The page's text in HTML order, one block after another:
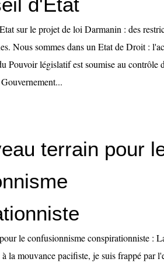
sur le projet de loi Darmanin : des
Nous sommes dans un Etat de Droit :
Pouvoir législatif est soumise au contrôle
terrain pour
le confusionnisme conspirationniste :
la mouvance pacifiste, je suis frappé par